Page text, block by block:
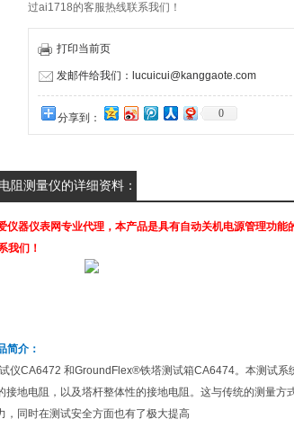
过ai1718的客服热线联系我们！
打印当前页
发邮件给我们：lucuicui@kanggaote.com
分享到： 0
阻测量仪的详细资料：
仪器仪表网专业代理，本产品是具有自动关机电源管理功能
我们！
简介：
仪CA6472 和GroundFlex®铁塔测试箱CA6474。本测试系
地电阻，以及塔杆整体性的接地电阻。这与传统的测量方
，同时在测试安全方面也有了极大提高